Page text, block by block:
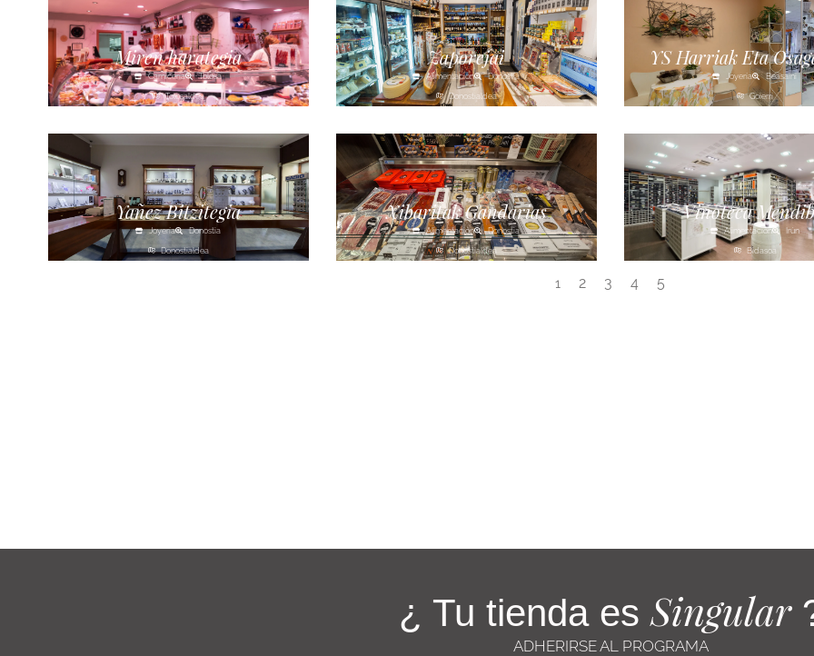
Miren harategia
Carnicería Tolosa
Tolosaldea
Zaporejai
Alimentación Donostia
Donostialdea
YS Harriak Eta
Joyería Beasaini
Goierri
Yañez Bitzitegia
Joyería Donostia
Donostialdea
Xibaritak Gandarias
Alimentación Donostia
Donostialdea
Vinoteca
Alimentación Irún
Bidasoa
1 2 3 4 5
¿ Tu tienda esSingular
ADHERIRSE AL PROGRAMA